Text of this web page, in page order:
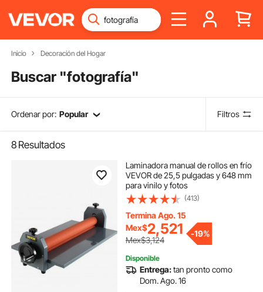
Inicio Decoración del Hogar
Buscar "fotografía"
Ordenar por: Popular Filtros
8 Resultados
Laminadora manual de rollos en frío
VEVOR de 25,5 pulgadas y 648 mm
para vinilo y fotos
(413)
Termina Ago. 15
Mex$2,521
Mex$3,124
-19%
Disponible
Entrega:tan pronto como
Dom. Ago. 16